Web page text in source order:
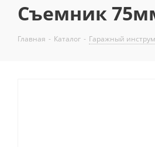
Съемник
Главная - Каталог - Гаражный